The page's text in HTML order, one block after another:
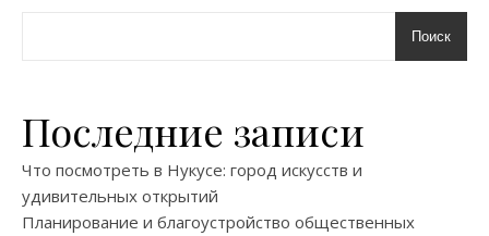
Поиск
Последние записи
Что посмотреть в Нукусе: город искусств и
удивительных открытий
Планирование и благоустройство общественных